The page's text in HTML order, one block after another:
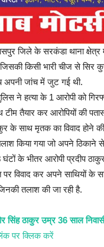
जिले के सरकंडा थाना
किसी भारी चीज से सिर
अपनी जांच में जुट गई थी.
ने हत्या के 1 आरोपी को
तैयार कर आरोपियों की
के साथ मृतक का विवाद होने
किया गया जो अपने ठिकाने
8 घंटों के भीतर आरोपी
विवाद कर अपने साथियों के
तलाश की जा रही है.
सिंह ठाकुर उम्र 36 साल
पर क्लिक करें